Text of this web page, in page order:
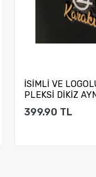
İSİMLİ VE
PLEKSİ DİKİZ
ARABA SÜSÜ...
399.90 TL